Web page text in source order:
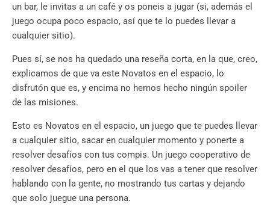
un bar, le invitas a un café y os poneis a jugar (si, además el
juego ocupa poco espacio, así que te lo puedes llevar a
cualquier sitio).
Pues sí, se nos ha quedado una reseña corta, en la que, creo,
explicamos de que va este Novatos en el espacio, lo
disfrutón que es, y encima no hemos hecho ningún spoiler
de las misiones.
Esto es Novatos en el espacio, un juego que te puedes llevar
a cualquier sitio, sacar en cualquier momento y ponerte a
resolver desafíos con tus compis. Un juego cooperativo de
resolver desafíos, pero en el que los vas a tener que resolver
hablando con la gente, no mostrando tus cartas y dejando
que solo juegue una persona.